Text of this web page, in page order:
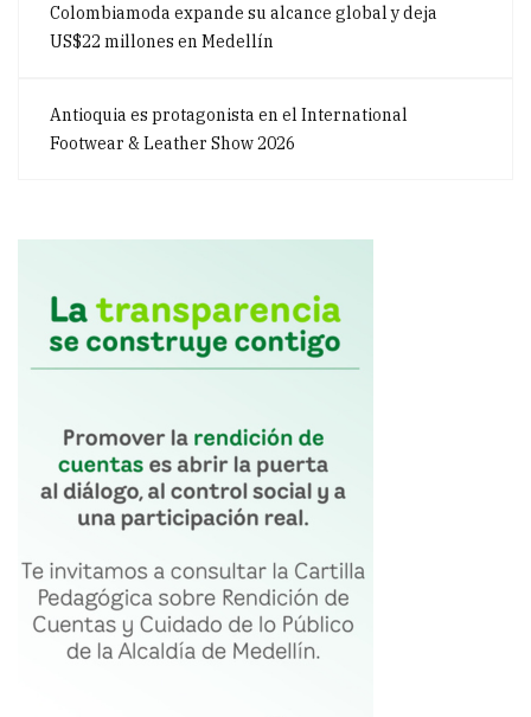
Colombiamoda expande su alcance global y deja
US$22 millones en Medellín
Antioquia es protagonista en el International
Footwear & Leather Show 2026